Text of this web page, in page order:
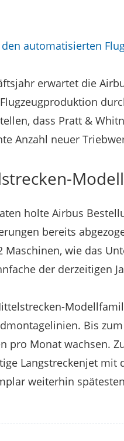
automatisierten
erwartet die
dass Pratt &
Anzahl neuer
holte Airbus
bereits
Maschinen, wie das
der derzeitigen
Bis
pro Monat wachsen.
Langstreckenjet
weiterhin